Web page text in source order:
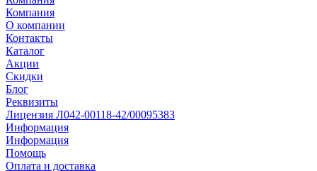
Компания
О компании
Контакты
Каталог
Акции
Скидки
Блог
Реквизиты
Лицензия Л042-00118-42/00095383
Информация
Информация
Помощь
Оплата и доставка